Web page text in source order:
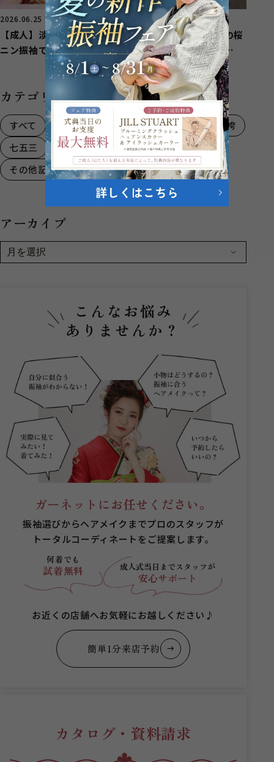
2026.06.25
【成人】淡く可愛いフェミ
ニン振袖でとびきり可愛
く！【函南町】
2026.06.19
【成人】白地にピンクの桜
柄が優しく可愛い振袖
❀【駿東郡清水町】
カテゴリー
すべて 成人式振袖 成人式男性袴
卒業式袴
七五三
お宮参り・ベイビー
ブライダル
その他記念写真
番外編 お知らせ
アーカイブ
こんなお悩み
ありませんか？
ガーネットにお任せください。
振袖選びからヘアメイクまでプロのスタッフが
トータルコーディネートをご提案します。
何着でも
試着無料 成人式当日までスタッフが
安心サポート
お近くの店舗へお気軽にお越しください♪
簡単1分来店予約
カタログ・資料請求